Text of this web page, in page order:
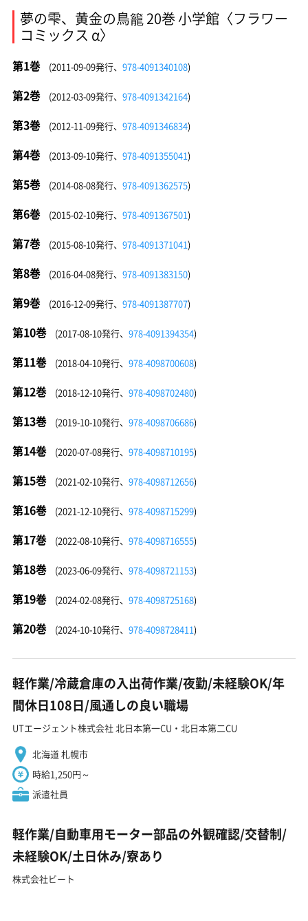
夢の雫、黄金の鳥籠 20巻 小学館〈フラワー
コミックス α〉
第1巻 (2011-09-09発行、 978-4091340108)
第2巻 (2012-03-09発行、 978-4091342164)
第3巻 (2012-11-09発行、 978-4091346834)
第4巻 (2013-09-10発行、 978-4091355041)
第5巻 (2014-08-08発行、 978-4091362575)
第6巻 (2015-02-10発行、 978-4091367501)
第7巻 (2015-08-10発行、 978-4091371041)
第8巻 (2016-04-08発行、 978-4091383150)
第9巻 (2016-12-09発行、 978-4091387707)
第10巻 (2017-08-10発行、 978-4091394354)
第11巻 (2018-04-10発行、 978-4098700608)
第12巻 (2018-12-10発行、 978-4098702480)
第13巻 (2019-10-10発行、 978-4098706686)
第14巻 (2020-07-08発行、 978-4098710195)
第15巻 (2021-02-10発行、 978-4098712656)
第16巻 (2021-12-10発行、 978-4098715299)
第17巻 (2022-08-10発行、 978-4098716555)
第18巻 (2023-06-09発行、 978-4098721153)
第19巻 (2024-02-08発行、 978-4098725168)
第20巻 (2024-10-10発行、 978-4098728411)
軽作業/冷蔵倉庫の入出荷作業/夜勤/未経験OK/年
間休日108日/風通しの良い職場
UTエージェント株式会社 北日本第一CU・北日本第二CU
北海道 札幌市
時給1,250円～
派遣社員
軽作業/自動車用モーター部品の外観確認/交替制/
未経験OK/土日休み/寮あり
株式会社ビート